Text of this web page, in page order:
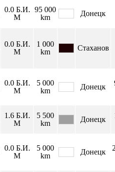
0.0 Б.И.
М
95 000
km
Донецк
0.0 Б.И.
М
1 000
km
Стаханов
0.0 Б.И.
М
5 000
km
Донецк
1.6 Б.И.
М
5 500
km
Донецк
0.0 Б.И.
М
5 000
km
Донецк